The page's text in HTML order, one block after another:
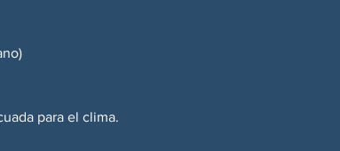
para el clima.